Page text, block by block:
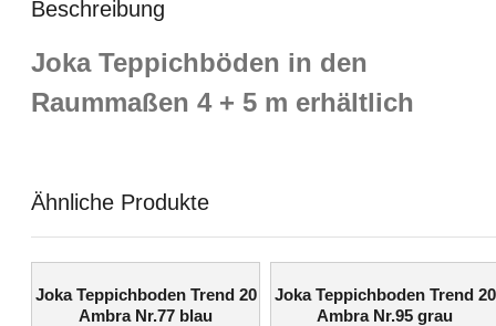
Beschreibung
Joka Teppichböden in den
Raummaßen 4 + 5 m erhältlich
Ähnliche Produkte
Joka Teppichboden Trend 20
Ambra Nr.77 blau
Joka Teppichboden Trend 20
Ambra Nr.95 grau